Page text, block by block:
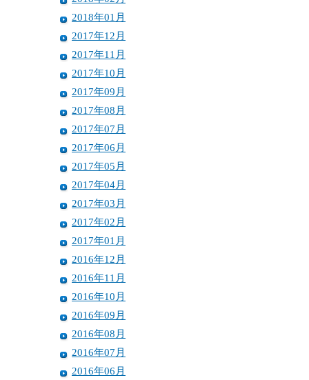
2018年01月
2017年12月
2017年11月
2017年10月
2017年09月
2017年08月
2017年07月
2017年06月
2017年05月
2017年04月
2017年03月
2017年02月
2017年01月
2016年12月
2016年11月
2016年10月
2016年09月
2016年08月
2016年07月
2016年06月